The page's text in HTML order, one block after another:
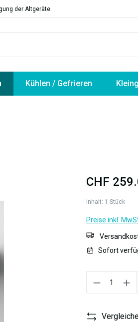
der Altgeräte
Kühlen / Gefrieren
CHF
Inhalt: 1 Stück
Preise inkl.
Sofort